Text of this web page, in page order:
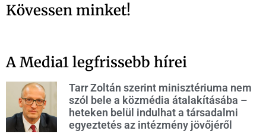
Kövessen minket!
A Media1 legfrissebb hírei
Tarr Zoltán szerint minisztériuma nem
szól bele a közmédia átalakításába –
heteken belül indulhat a társadalmi
egyeztetés az intézmény jövőjéről